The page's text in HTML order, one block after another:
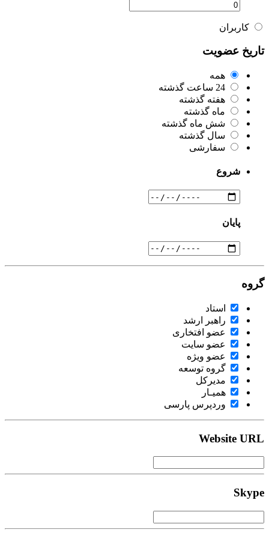
کاربران
تاریخ عضویت
همه
24 ساعت گذشته
هفته گذشته
ماه گذشته
شش ماه گذشته
سال گذشته
سفارشی
شروع
پایان
گروه
استاد
راهبر ارشد
عضو افتخاری
عضو سایت
عضو ویژه
گروه توسعه
مدیرکل
همیـار
وردپرس پارسی
Website URL
Skype